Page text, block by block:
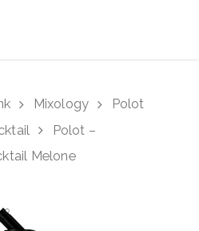
or ESC to close
Mixology
Polot
Polot –
Melone